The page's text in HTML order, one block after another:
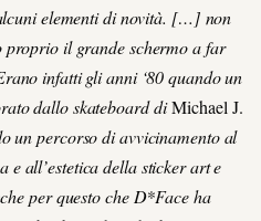
elementi di novità. […] non
proprio il grande schermo a far
infatti gli anni ‘80 quando un
dallo skateboard diMichael J.
un percorso di avvicinamento al
all’estetica della sticker art e
per questo che D*Face ha